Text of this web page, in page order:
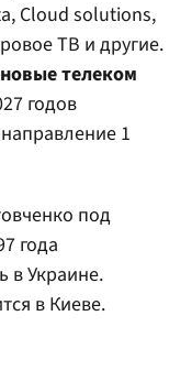
Cloud solutions,
ТВ и другие.
телеком
годов
1
под
года
в Украине.
в Киеве.